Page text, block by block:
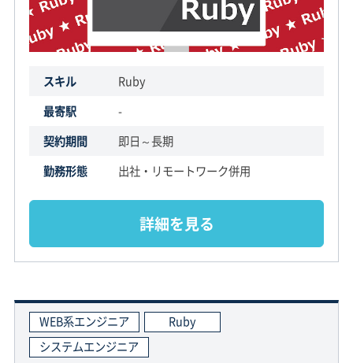
スキル
Ruby
最寄駅
-
契約期間
即日～長期
勤務形態
出社・リモートワーク併用
詳細を見る
WEB系エンジニア
Ruby
システムエンジニア